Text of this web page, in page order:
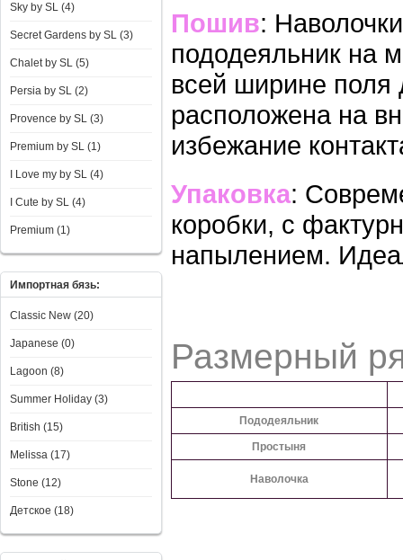
Sky by SL (4)
Secret Gardens by SL (3)
Chalet by SL (5)
Persia by SL (2)
Provence by SL (3)
Premium by SL (1)
I Love my by SL (4)
I Сute by SL (4)
Premium (1)
Импортная бязь:
Classic New (20)
Japanese (0)
Lagoon (8)
Summer Holiday (3)
British (15)
Melissa (17)
Stone (12)
Детское (18)
Пошив:
пододеяльник на
всей ширине поля
расположена на
избежание
Упаковка:
коробки, с
напылением.
Размерный
Пододеяльник
Простыня
Наволочка